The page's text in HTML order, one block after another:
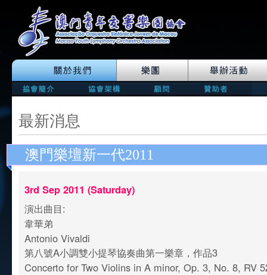
最新消息
澳門樂壇新一代2011
3rd Sep 2011 (Saturday)
演出曲目:
韋華弟
Antonio Vivaldi
第八號A小調雙小提琴協奏曲第一樂章，作品3
Concerto for Two Violins in A minor, Op. 3, No. 8, RV